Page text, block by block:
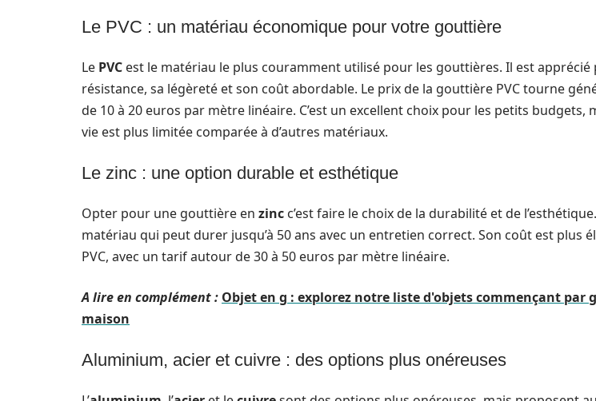
Le PVC : un matériau économique pour votre gouttière
Le PVC est le matériau le plus couramment utilisé pour les gouttières. Il est apprécié
résistance, sa légèreté et son coût abordable. Le prix de la gouttière PVC tourne
de 10 à 20 euros par mètre linéaire. C’est un excellent choix pour les petits budgets,
vie est plus limitée comparée à d’autres matériaux.
Le zinc : une option durable et esthétique
Opter pour une gouttière en zinc c’est faire le choix de la durabilité et de
matériau qui peut durer jusqu’à 50 ans avec un entretien correct. Son coût est plus
PVC, avec un tarif autour de 30 à 50 euros par mètre linéaire.
A lire en complément : Objet en g : explorez notre liste d'objets commençant par
maison
Aluminium, acier et cuivre : des options plus onéreuses